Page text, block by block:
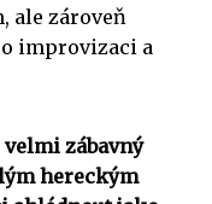
ale zároveň
improvizaci a
zábavný
hereckým